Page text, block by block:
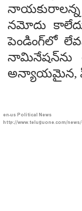
నాయకురాలన్న
నమోదు
పెండింగ్‌లో
నామినేషన్‌ను
అన్యాయమైన,
en-usPolitical News
http://www.teluguone.com/